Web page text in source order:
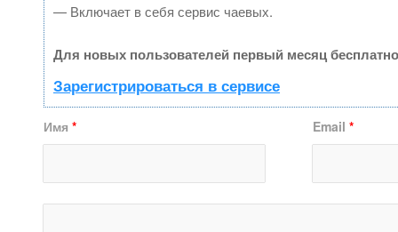
— Включает в себя сервис чаевых.
Для новых пользователей первый месяц
Зарегистрироваться в сервисе
Имя * Email *